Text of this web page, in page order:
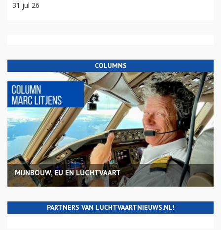
31 jul 26
COLUMNS
MIJNBOUW, EU EN LUCHTVAART
PARTNERS VAN LUCHTVAARTNIEUWS.NL!